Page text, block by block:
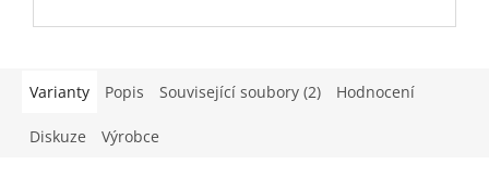
Varianty Popis Související soubory (2) Hodnocení
Diskuze Výrobce